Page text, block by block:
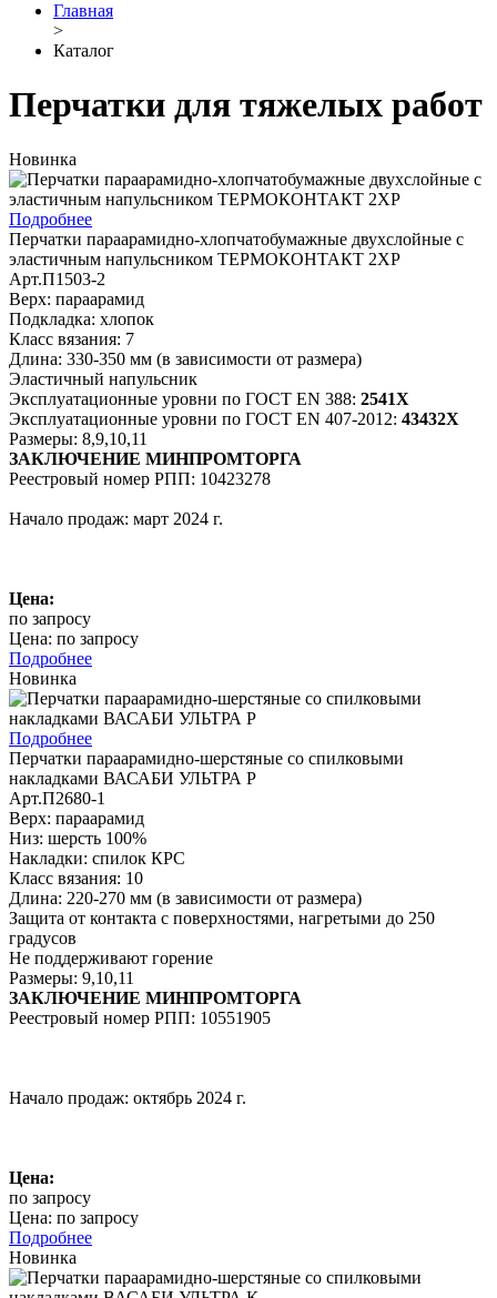
Главная
>
Каталог
Перчатки для тяжелых работ
Новинка
Подробнее
Перчатки параарамидно-хлопчатобумажные двухслойные с
эластичным напульсником ТЕРМОКОНТАКТ 2ХР
Арт.П1503-2
Верх: параарамид
Подкладка: хлопок
Класс вязания: 7
Длина: 330-350 мм (в зависимости от размера)
Эластичный напульсник
Эксплуатационные уровни по ГОСТ EN 388: 2541Х
Эксплуатационные уровни по ГОСТ EN 407-2012: 43432Х
Размеры: 8,9,10,11
ЗАКЛЮЧЕНИЕ МИНПРОМТОРГА
Реестровый номер РПП: 10423278
Начало продаж: март 2024 г.
Цена:
по запросу
Цена: по запросу
Подробнее
Новинка
Подробнее
Перчатки параарамидно-шерстяные со спилковыми
накладками ВАСАБИ УЛЬТРА Р
Арт.П2680-1
Верх: параарамид
Низ: шерсть 100%
Накладки: спилок КРС
Класс вязания: 10
Длина: 220-270 мм (в зависимости от размера)
Защита от контакта с поверхностями, нагретыми до 250
градусов
Не поддерживают горение
Размеры: 9,10,11
ЗАКЛЮЧЕНИЕ МИНПРОМТОРГА
Реестровый номер РПП: 10551905
Начало продаж: октябрь 2024 г.
Цена:
по запросу
Цена: по запросу
Подробнее
Новинка